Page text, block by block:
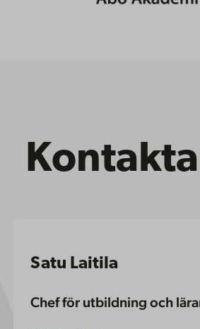
Satu Laitila
Chef för utbildning och